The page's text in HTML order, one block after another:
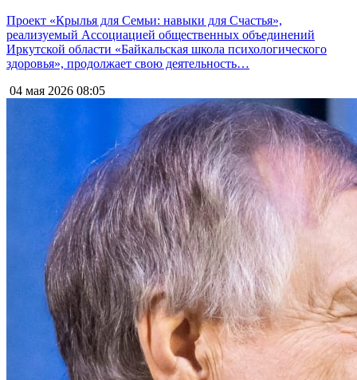
Проект «Крылья для Семьи: навыки для Счастья»,
реализуемый Ассоциацией общественных объединений
Иркутской области «Байкальская школа психологического
здоровья», продолжает свою деятельность…
04 мая 2026 08:05